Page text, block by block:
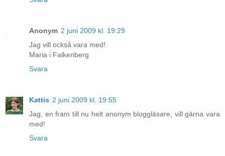
Anonym 2 juni 2009 kl. 19:29
Jag vill också vara med!
Maria i Falkenberg
Svara
Kattis 2 juni 2009 kl. 19:55
Jag, en fram till nu helt anonym bloggläsare, vill gärna vara
med!
Svara